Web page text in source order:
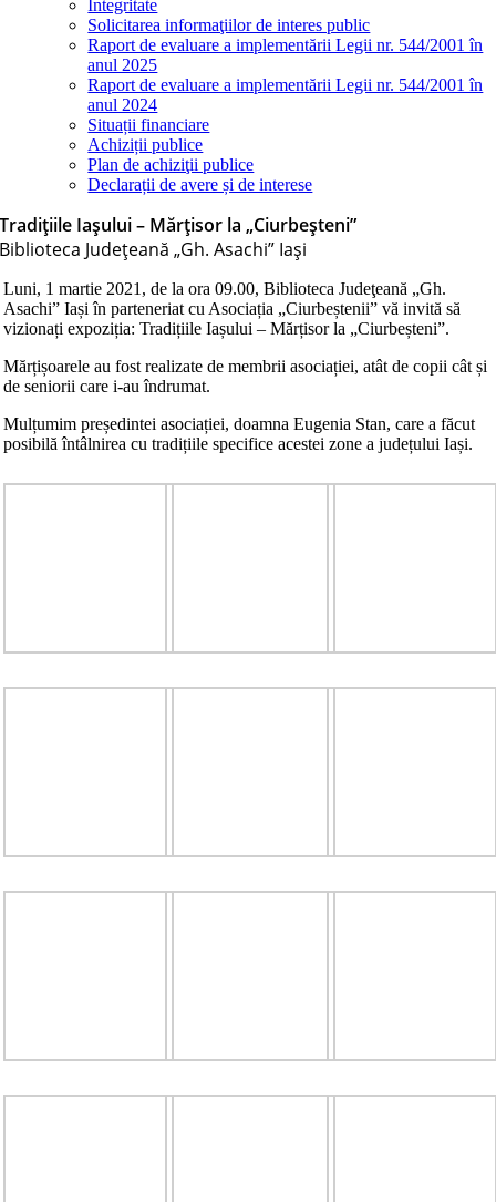
Integritate
Solicitarea informaţiilor de interes public
Raport de evaluare a implementării Legii nr. 544/2001 în
anul 2025
Raport de evaluare a implementării Legii nr. 544/2001 în
anul 2024
Situații financiare
Achiziții publice
Plan de achiziţii publice
Declarații de avere și de interese
Tradițiile Iașului – Mărțisor la „Ciurbeșteni”
Biblioteca Judeţeană „Gh. Asachi” Iaşi
Luni, 1 martie 2021, de la ora 09.00, Biblioteca Judeţeană „Gh.
Asachi” Iași în parteneriat cu Asociația „Ciurbeștenii” vă invită să
vizionați expoziția: Tradițiile Iașului – Mărțisor la „Ciurbeșteni”.
Mărțișoarele au fost realizate de membrii asociației, atât de copii cât și
de seniorii care i-au îndrumat.
Mulțumim președintei asociației, doamna Eugenia Stan, care a făcut
posibilă întâlnirea cu tradițiile specifice acestei zone a județului Iași.